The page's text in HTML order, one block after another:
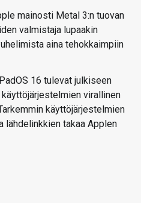
mainosti Metal 3:n tuovan
valmistaja lupaakin
aina tehokkaimpiin
16 tulevat julkiseen
virallinen
käyttöjärjestelmien
lähdelinkkien takaa Applen